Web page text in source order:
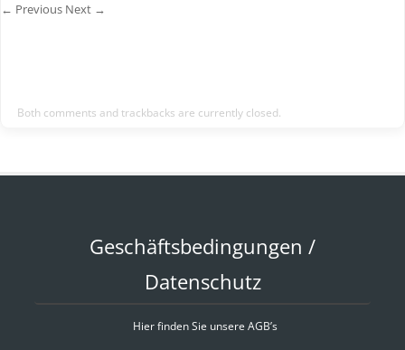
← Previous Next →
Both comments and trackbacks are currently closed.
Geschäftsbedingungen /
Datenschutz
Hier finden Sie unsere AGB’s